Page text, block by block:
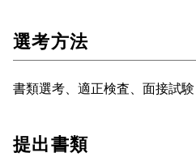
選考方法
書類選考、適正検査、面接試験
提出書類